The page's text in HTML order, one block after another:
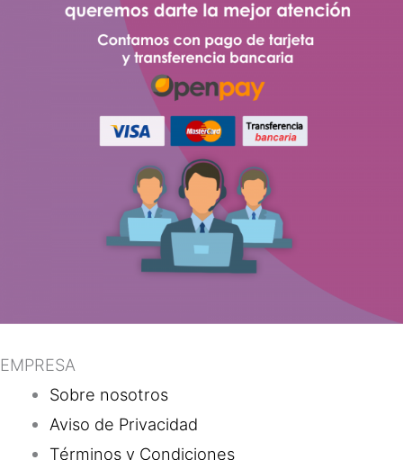
EMPRESA
Sobre nosotros
Aviso de Privacidad
Términos y Condiciones